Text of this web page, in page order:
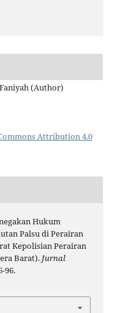
(Author)
Attribution 4.0
Hukum
Palsu di Perairan
Kepolisian Perairan
Barat). Jurnal
96.